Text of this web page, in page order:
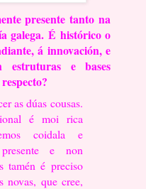
presente tanto na
galega. É histórico o
áinnovación, e
e bases
as dúas cousas.
é moi rica
coidala e
e non
tamén é preciso
novas, que cree,